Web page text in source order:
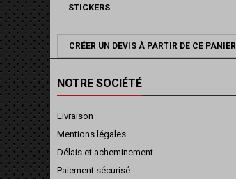
STICKERS
CRÉER UN DEVIS À PARTIR DE CE PANIER
NOTRE SOCIÉTÉ
Livraison
Mentions légales
Délais et acheminement
Paiement sécurisé